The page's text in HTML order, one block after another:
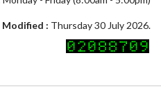
Modified : Thursday 30 July 2026.